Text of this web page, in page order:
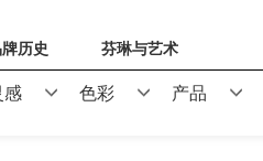
历史 芬琳与艺术
感 色彩 产品